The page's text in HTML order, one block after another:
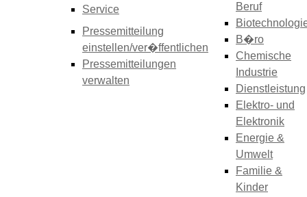
Service
Pressemitteilung
einstellen/ver�ffentlichen
Pressemitteilungen
verwalten
Beruf
B�ro
Chemische
Industrie
Dienstleistung
Elektro- und
Elektronik
Energie &
Umwelt
Familie &
Kinder